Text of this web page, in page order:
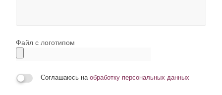
Файл с логотипом
Соглашаюсь на обработку персональных данных